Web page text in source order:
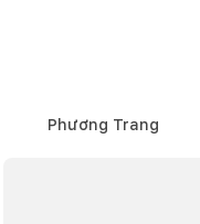
Phương Trang